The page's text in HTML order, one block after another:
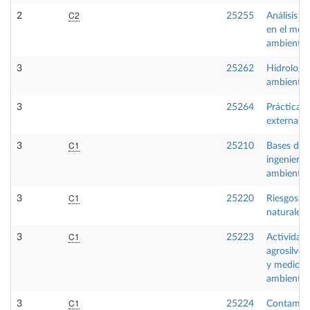
2 C2 25255
Análisis
en el
ambiente
3 25262
Hidrología
ambiental
3 25264
Prácticas
externas
3 C1 25210
Bases de
ingeniería
ambiental
3 C1 25220
Riesgos
naturales
3 C1 25223
Actividad
y medio
ambiente
3 C1 25224